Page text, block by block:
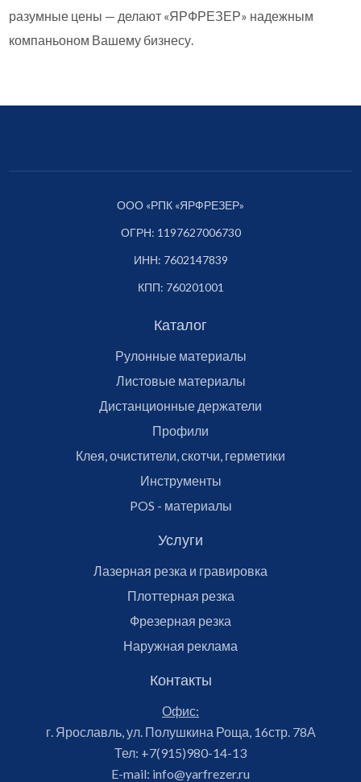
разумные цены — делают «ЯРФРЕЗЕР» надежным
компаньоном Вашему бизнесу.
ООО «РПК «ЯРФРЕЗЕР»
ОГРН: 1197627006730
ИНН: 7602147839
КПП: 760201001
Каталог
Рулонные материалы
Листовые материалы
Дистанционные держатели
Профили
Клея, очистители, скотчи, герметики
Инструменты
POS - материалы
Услуги
Лазерная резка и гравировка
Плоттерная резка
Фрезерная резка
Наружная реклама
Контакты
Офис:
г. Ярославль, ул. Полушкина Роща, 16стр. 78А
Тел: +7(915)980-14-13
E-mail: info@yarfrezer.ru